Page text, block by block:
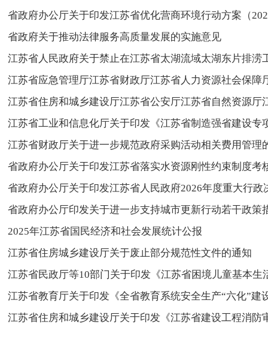
省政府办公厅关于印发江苏省优化营商环境行动方案（
省政府关于推动法律服务高质量发展的实施意见
江苏省人民政府关于禁止在江苏省太湖流域太湖东片排涝
江苏省应急管理厅江苏省财政厅江苏省人力资源社会保障
江苏省住房和城乡建设厅江苏省公安厅江苏省自然资源厅
江苏省工业和信息化厅关于印发《江苏省制造强省建设专
江苏省财政厅关于进一步规范政府采购活动相关费用管理
省政府办公厅关于印发江苏省落实水资源刚性约束制度考
省政府办公厅关于印发江苏省人民政府2026年度重大行政
省政府办公厅印发关于进一步支持城市更新行动若干政策
2025年江苏省国民经济和社会发展统计公报
江苏省住房城乡建设厅关于废止部分规范性文件的通知
江苏省民政厅等10部门关于印发《江苏省困境儿童基本生
江苏省教育厅关于印发《全省教育系统安全生产“六化”建
江苏省住房和城乡建设厅关于印发《江苏省建设工程消防